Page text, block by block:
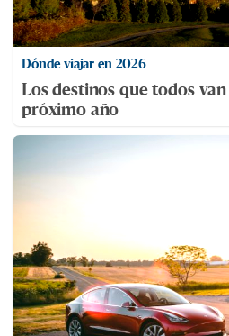
Dónde viajar en 2026
Los destinos que todos
próximo año